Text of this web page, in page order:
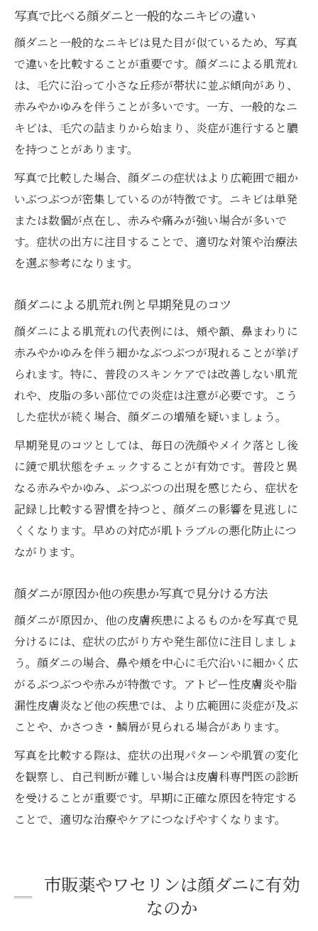
写真で比べる顔ダニと一般的なニキビの違い
顔ダニと一般的なニキビは見た目が似ているため、写真
で違いを比較することが重要です。顔ダニによる肌荒れ
は、毛穴に沿って小さな丘疹が帯状に並ぶ傾向があり、
赤みやかゆみを伴うことが多いです。一方、一般的なニ
キビは、毛穴の詰まりから始まり、炎症が進行すると膿
を持つことがあります。
写真で比較した場合、顔ダニの症状はより広範囲で細か
いぶつぶつが密集しているのが特徴です。ニキビは単発
または数個が点在し、赤みや痛みが強い場合が多いで
す。症状の出方に注目することで、適切な対策や治療法
を選ぶ参考になります。
顔ダニによる肌荒れ例と早期発見のコツ
顔ダニによる肌荒れの代表例には、頬や額、鼻まわりに
赤みやかゆみを伴う細かなぶつぶつが現れることが挙げ
られます。特に、普段のスキンケアでは改善しない肌荒
れや、皮脂の多い部位での炎症は注意が必要です。こう
した症状が続く場合、顔ダニの増殖を疑いましょう。
早期発見のコツとしては、毎日の洗顔やメイク落とし後
に鏡で肌状態をチェックすることが有効です。普段と異
なる赤みやかゆみ、ぶつぶつの出現を感じたら、症状を
記録し比較する習慣を持つと、顔ダニの影響を見逃しに
くくなります。早めの対応が肌トラブルの悪化防止につ
ながります。
顔ダニが原因か他の疾患か写真で見分ける方法
顔ダニが原因か、他の皮膚疾患によるものかを写真で見
分けるには、症状の広がり方や発生部位に注目しましょ
う。顔ダニの場合、鼻や頬を中心に毛穴沿いに細かく広
がるぶつぶつや赤みが特徴です。アトピー性皮膚炎や脂
漏性皮膚炎など他の疾患では、より広範囲に炎症が及ぶ
ことや、かさつき・鱗屑が見られる場合があります。
写真を比較する際は、症状の出現パターンや肌質の変化
を観察し、自己判断が難しい場合は皮膚科専門医の診断
を受けることが重要です。早期に正確な原因を特定する
ことで、適切な治療やケアにつなげやすくなります。
市販薬やワセリンは顔ダニに有効
なのか